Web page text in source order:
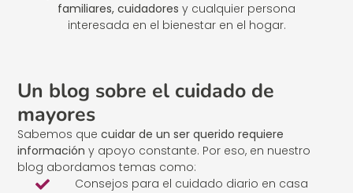
familiares, cuidadores y cualquier persona
interesada en el bienestar en el hogar.
Un blog sobre el cuidado de
mayores
Sabemos quecuidar de un ser querido requiere
información y apoyo constante. Por eso, en nuestro
blog abordamos temas como:
Consejos para el cuidado diario en casa